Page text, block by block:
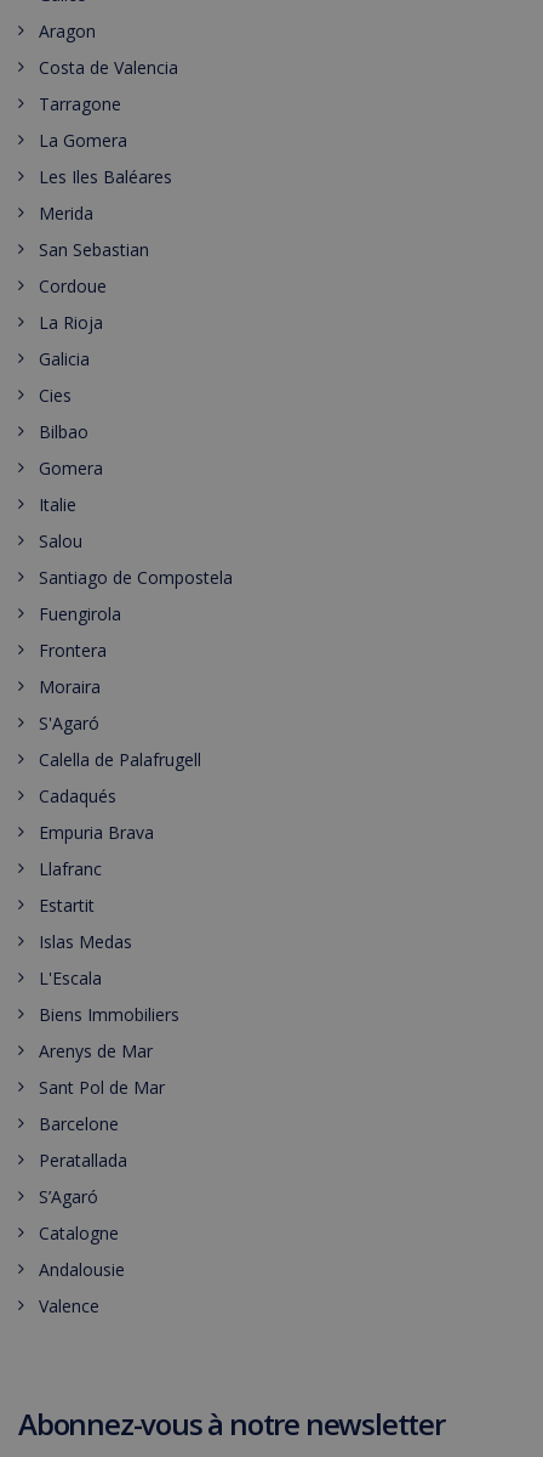
Aragon
Costa de Valencia
Tarragone
La Gomera
Les Iles Baléares
Merida
San Sebastian
Cordoue
La Rioja
Galicia
Cies
Bilbao
Gomera
Italie
Salou
Santiago de Compostela
Fuengirola
Frontera
Moraira
S'Agaró
Calella de Palafrugell
Cadaqués
Empuria Brava
Llafranc
Estartit
Islas Medas
L'Escala
Biens Immobiliers
Arenys de Mar
Sant Pol de Mar
Barcelone
Peratallada
S’Agaró
Catalogne
Andalousie
Valence
Abonnez-vous à notre newsletter